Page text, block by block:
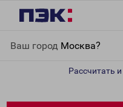
Ваш город Москва?
Рассчитать